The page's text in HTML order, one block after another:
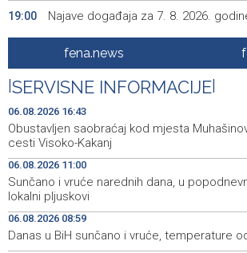
19:00 Najave događaja za 7. 8. 2026.
EU pozdravila najavu sporazuma o
povlačenju izraelskih snaga iz Gaze
18:47
London podnio kandidaturu za
atletici 2029. godine
18:31
BiH granted citizenship to 43
national interest since 2023
18:19
Barcelona se uključila u utrku za
pregovorima s Real Madridom
18:14
Turistička zajednica Travnik
informativne sadržaje u središtu grada
fena.news
SERVISNE INFORMACIJE
06.08.2026 16:43
Obustavljen saobraćaj kod mjesta
cesti Visoko-Kakanj
06.08.2026 11:00
Sunčano i vruće narednih dana, u
lokalni pljuskovi
06.08.2026 08:59
Danas u BiH sunčano i vruće, temperature